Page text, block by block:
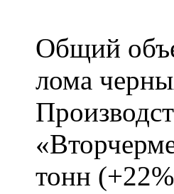
Общий
лома
тонн